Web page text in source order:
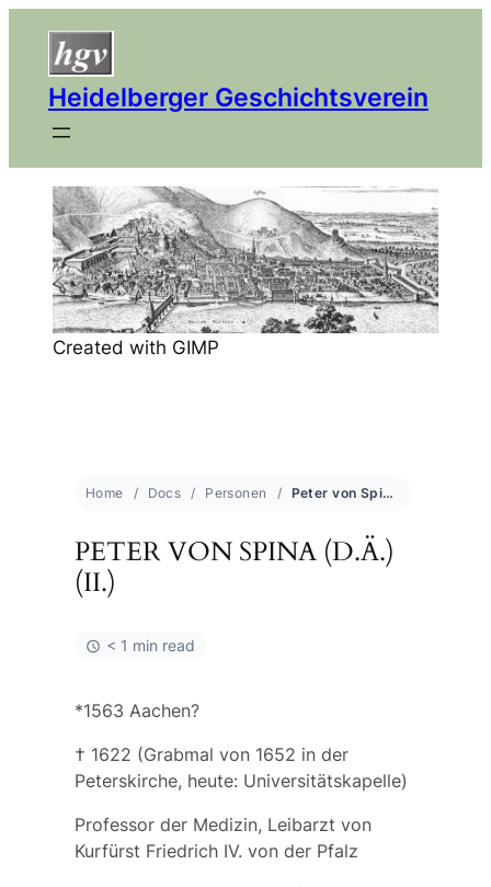
Heidelberger Geschichtsverein
Created with GIMP
Home Docs Personen Peter von Spina (d.Ä.)(II.)
PETER VON SPINA (D.Ä.)
(II.)
< 1 min read
*1563 Aachen?
† 1622 (Grabmal von 1652 in der
Peterskirche, heute: Universitätskapelle)
Professor der Medizin, Leibarzt von
Kurfürst Friedrich IV. von der Pfalz